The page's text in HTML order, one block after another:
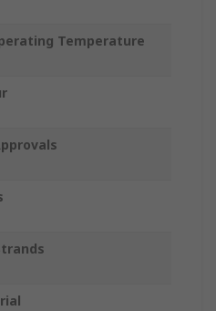
Temperature